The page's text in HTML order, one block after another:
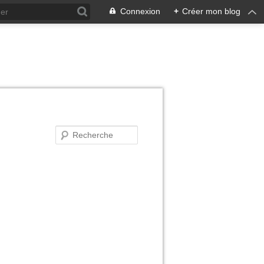
Connexion + Créer mon blog